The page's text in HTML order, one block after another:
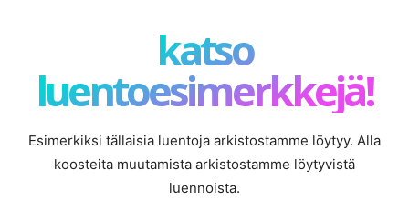
katso
luentoesimerkkejä!
Esimerkiksi tällaisia luentoja arkistostamme löytyy. Alla
koosteita muutamista arkistostamme löytyvistä
luennoista.